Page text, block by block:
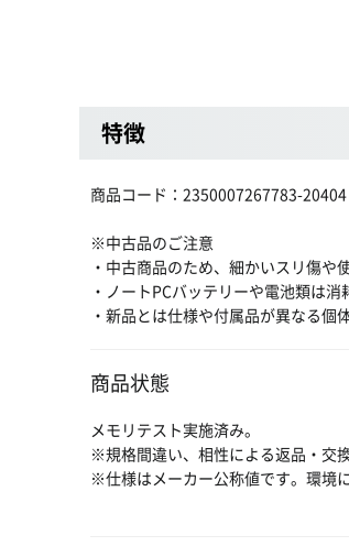
特徴
商品コード：2350007267783-20404
※中古品のご注意
・中古商品のため、細かいスリ傷や
・ノートPCバッテリーや電池類は
・新品とは仕様や付属品が異なる個
商品状態
メモリテスト実施済み。
※規格間違い、相性による返品・交
※仕様はメーカー公称値です。環境